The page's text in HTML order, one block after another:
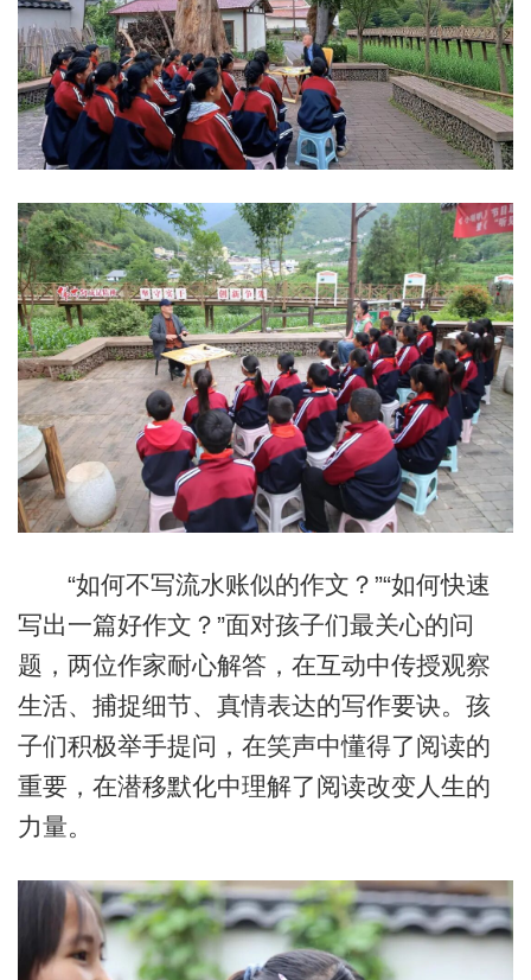
“如何不写流水账似的作文？”“如何快速
写出一篇好作文？”面对孩子们最关心的问
题，两位作家耐心解答，在互动中传授观察
生活、捕捉细节、真情表达的写作要诀。孩
子们积极举手提问，在笑声中懂得了阅读的
重要，在潜移默化中理解了阅读改变人生的
力量。